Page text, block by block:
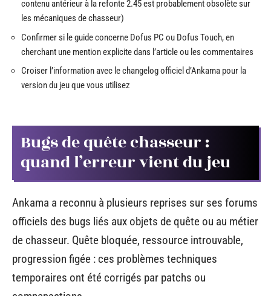
contenu antérieur à la refonte 2.45 est probablement obsolète sur
les mécaniques de chasseur)
Confirmer si le guide concerne Dofus PC ou Dofus Touch, en
cherchant une mention explicite dans l’article ou les commentaires
Croiser l’information avec le changelog officiel d’Ankama pour la
version du jeu que vous utilisez
Bugs de quête chasseur :
quand l’erreur vient du jeu
Ankama a reconnu à plusieurs reprises sur ses forums
officiels des bugs liés aux objets de quête ou au métier
de chasseur. Quête bloquée, ressource introuvable,
progression figée : ces problèmes techniques
temporaires ont été corrigés par patchs ou